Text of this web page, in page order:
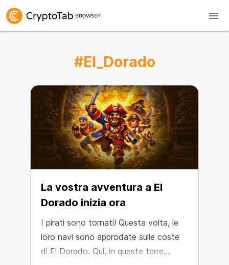
#El_Dorado
La vostra avventura a El
Dorado inizia ora
I pirati sono tornati! Questa volta, le
loro navi sono approdate sulle coste
di El Dorado. Qui, in queste terre